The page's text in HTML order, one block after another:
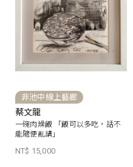
非池中線上藝廊
蔡文龍
一碗肉燥飯 「飯可以多吃，話不
能隨便亂講」
NT$ 15,000